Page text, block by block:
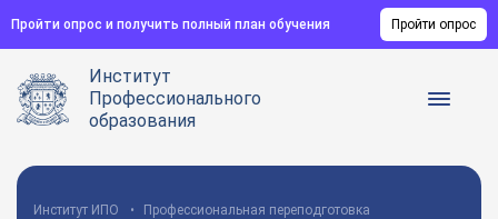
Пройти опрос и получить полный план обучения Пройти опрос
Институт
Профессионального
образования
Институт ИПО
Профессиональная переподготовка